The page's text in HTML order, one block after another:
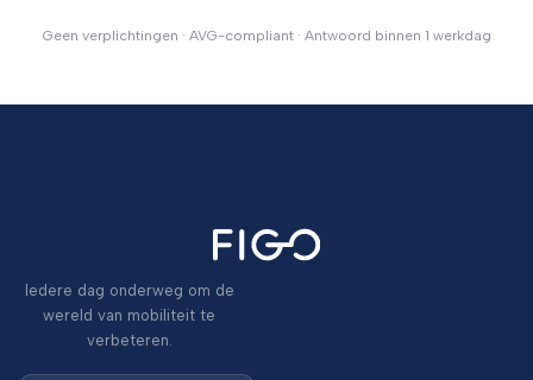
Geen verplichtingen · AVG-compliant · Antwoord binnen 1 werkdag
Iedere dag onderweg om de
wereld van mobiliteit te
verbeteren.